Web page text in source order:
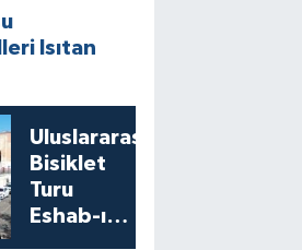
Isıtan
Uluslararası
Bisiklet
Turu
Eshab-ı